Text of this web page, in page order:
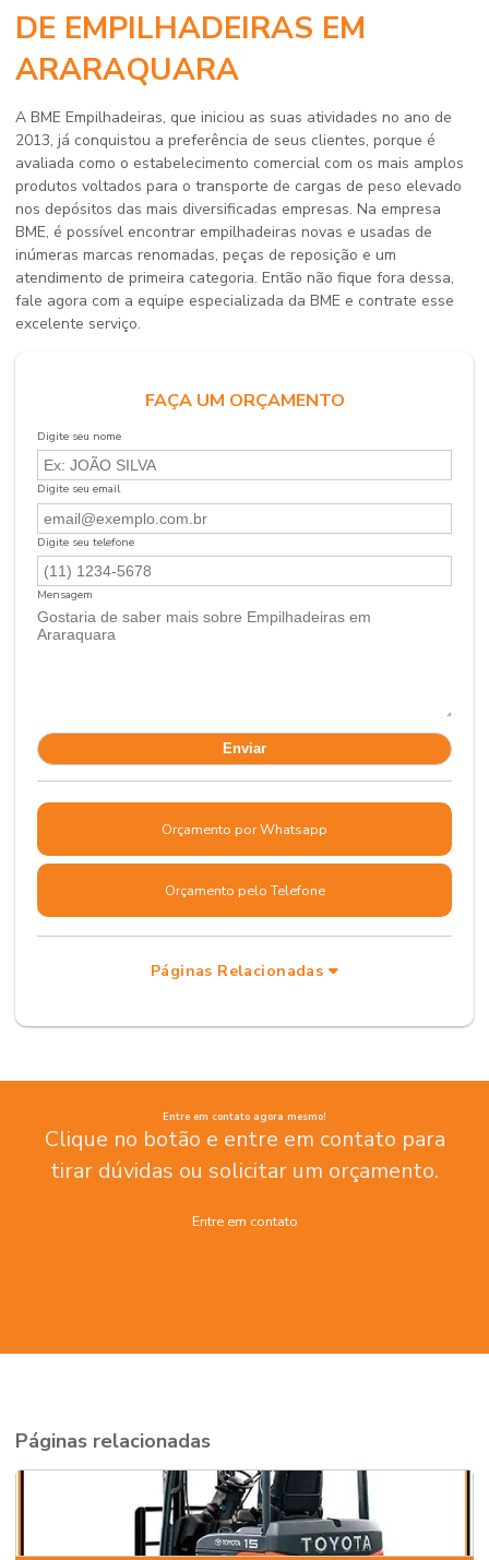
DE EMPILHADEIRAS EM
ARARAQUARA
A BME Empilhadeiras, que iniciou as suas atividades no ano de
2013, já conquistou a preferência de seus clientes, porque é
avaliada como o estabelecimento comercial com os mais amplos
produtos voltados para o transporte de cargas de peso elevado
nos depósitos das mais diversificadas empresas. Na empresa
BME, é possível encontrar empilhadeiras novas e usadas de
inúmeras marcas renomadas, peças de reposição e um
atendimento de primeira categoria. Então não fique fora dessa,
fale agora com a equipe especializada da BME e contrate esse
excelente serviço.
FAÇA UM ORÇAMENTO
Digite seu nome
Digite seu email
Digite seu telefone
Mensagem
Orçamento por Whatsapp
Orçamento pelo Telefone
Páginas Relacionadas
Entre em contato agora mesmo!
Clique no botão e entre em contato para
tirar dúvidas ou solicitar um orçamento.
Entre em contato
Páginas relacionadas